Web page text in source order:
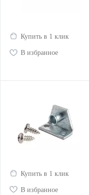
Купить в 1 клик
В избранное
Купить в 1 клик
В избранное